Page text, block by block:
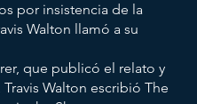
por insistencia de la
Walton llamó a su
que publicó el relato y
Travis Walton escribió The